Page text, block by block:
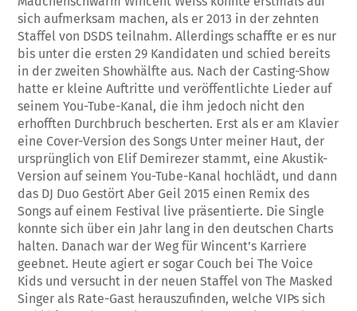
sich aufmerksam machen, als er 2013 in der zehnten
Staffel von DSDS teilnahm. Allerdings schaffte er es nur
bis unter die ersten 29 Kandidaten und schied bereits
in der zweiten Showhälfte aus. Nach der Casting-Show
hatte er kleine Auftritte und veröffentlichte Lieder auf
seinem You-Tube-Kanal, die ihm jedoch nicht den
erhofften Durchbruch bescherten. Erst als er am Klavier
eine Cover-Version des Songs Unter meiner Haut, der
ursprünglich von Elif Demirezer stammt, eine Akustik-
Version auf seinem You-Tube-Kanal hochlädt, und dann
das DJ Duo Gestört Aber Geil 2015 einen Remix des
Songs auf einem Festival live präsentierte. Die Single
konnte sich über ein Jahr lang in den deutschen Charts
halten. Danach war der Weg für Wincent’s Karriere
geebnet. Heute agiert er sogar Couch bei The Voice
Kids und versucht in der neuen Staffel von The Masked
Singer als Rate-Gast herauszufinden, welche VIPs sich